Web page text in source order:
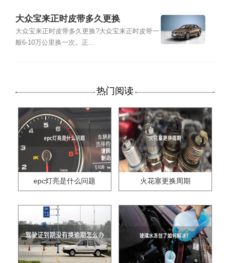
大众宝来正时皮带多久更换
大众宝来正时皮带多久更换?大众宝来正时皮带一
般6-10万公里换一次。正...
热门阅读
epc灯亮是什么问题 火花塞更换周期